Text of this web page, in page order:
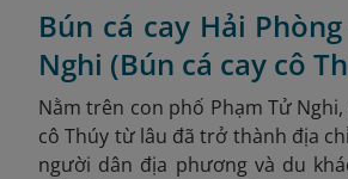
Bún cá cay Hải
Nghi (Bún cá cay cô
Nằm trên con phố Phạm Tử
cô Thúy từ lâu đã trở thành địa
người dân địa phương và du